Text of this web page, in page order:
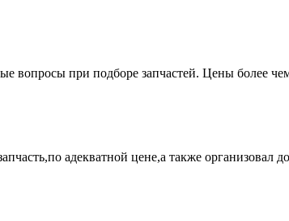
вопросы при подборе запчастей. Цены более
адекватной цене,а также организовал